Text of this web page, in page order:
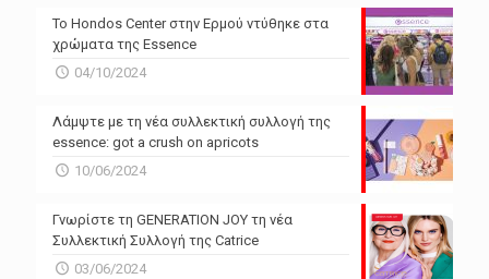
Το Hondos Center στην Ερμού ντύθηκε στα
χρώματα της Essence
04/10/2024
Λάμψτε με τη νέα συλλεκτική συλλογή της
essence: got a crush on apricots
10/06/2024
Γνωρίστε τη GENERATION JOY τη νέα
Συλλεκτική Συλλογή της Catrice
03/06/2024